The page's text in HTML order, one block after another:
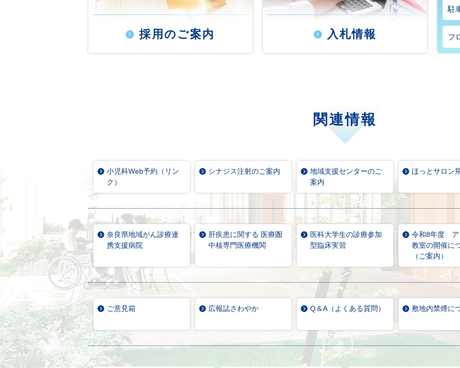
採用のご案内 入札情報
駐
フ
関連情報
小児科Web予約（リン
ク）
シナジス注射のご案内
地域支援センターのご
案内
ほっとサロン
奈良県地域がん診療連
携支援病院
肝疾患に関する 医療圏
中核専門医療機関
医科大学生の診療参加
型臨床実習
令和8年度 ア
教室の開催に
（ご案内）
ご意見箱 広報誌さわやか Q＆A（よくある質問） 敷地内禁煙に